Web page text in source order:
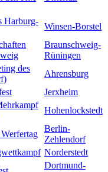
Harburg-
Winsen-Borstel
Braunschweig-
Rüningen
des
Ahrensburg
Jerxheim
Hohenlockstedt
Berlin-
Zehlendorf
Norderstedt
Dortmund-